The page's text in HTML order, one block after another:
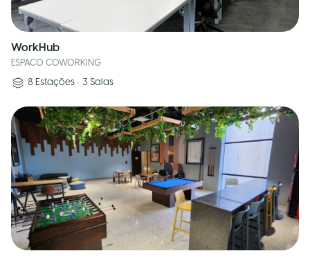
WorkHub
ESPACO COWORKING
8 Estações • 3 Salas